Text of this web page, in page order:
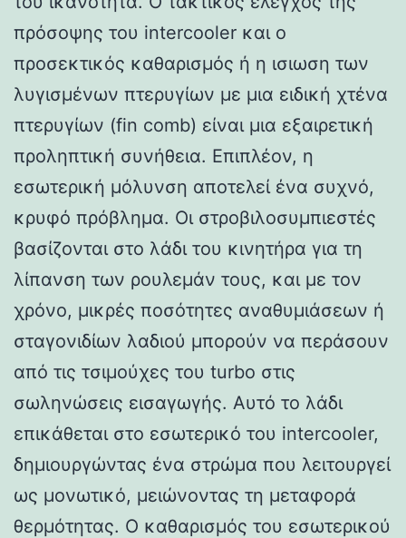
πρόσοψης του intercooler και ο
προσεκτικός καθαρισμός ή η ισιωση των
λυγισμένων πτερυγίων με μια ειδική χτένα
πτερυγίων (fin comb) είναι μια εξαιρετική
προληπτική συνήθεια. Επιπλέον, η
εσωτερική μόλυνση αποτελεί ένα συχνό,
κρυφό πρόβλημα. Οι στροβιλοσυμπιεστές
βασίζονται στο λάδι του κινητήρα για τη
λίπανση των ρουλεμάν τους, και με τον
χρόνο, μικρές ποσότητες αναθυμιάσεων ή
σταγονιδίων λαδιού μπορούν να περάσουν
από τις τσιμούχες του turbo στις
σωληνώσεις εισαγωγής. Αυτό το λάδι
επικάθεται στο εσωτερικό του intercooler,
δημιουργώντας ένα στρώμα που λειτουργεί
ως μονωτικό, μειώνοντας τη μεταφορά
θερμότητας. Ο καθαρισμός του εσωτερικού